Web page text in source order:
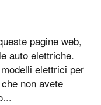
pagine web,
auto elettriche.
elettrici per
non avete